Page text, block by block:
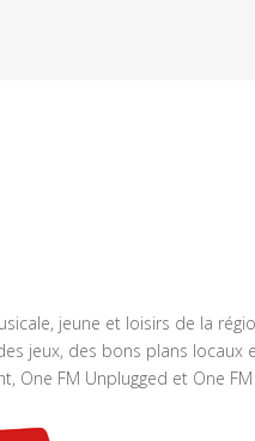
jeune et loisirs de la
jeux, des bons plans locaux
One FM Unplugged et One FM